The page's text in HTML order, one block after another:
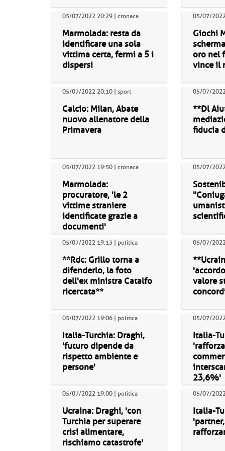
05/07/2022 20:29 | cronaca
Marmolada: resta da
identificare una sola
vittima certa, fermi a 5 i
dispersi
05/07/
Giochi
oro nel
vince il
05/07/2022 20:10 | sport
Calcio: Milan, Abate
nuovo allenatore della
Primavera
05/07/
**Dl
fiducia
05/07/2022 19:50 | cronaca
Marmolada:
procuratore, 'le 2
vittime straniere
identificate grazie a
documenti'
05/07/
05/07/2022 19:13 | politica
**Rdc: Grillo torna a
difenderlo, la foto
dell'ex ministra Catalfo
ricercata**
05/07/
valore
05/07/2022 19:06 | politica
Italia-Turchia: Draghi,
'futuro dipende da
rispetto ambiente e
persone'
05/07/
Italia-
23,6%'
05/07/2022 19:00 | politica
Ucraina: Draghi, 'con
Turchia per superare
crisi alimentare,
rischiamo catastrofe'
05/07/
Italia-